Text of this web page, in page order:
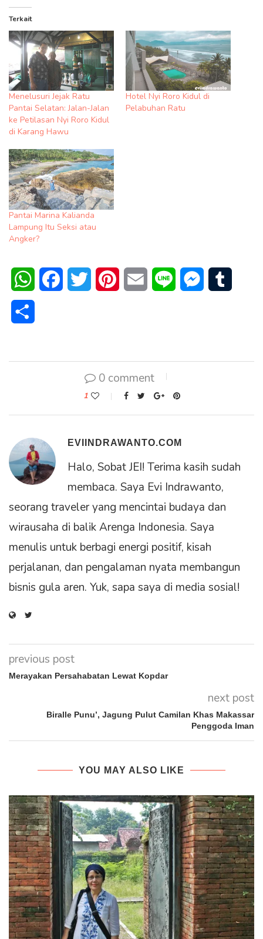
Terkait
Menelusuri Jejak Ratu
Pantai Selatan: Jalan-Jalan
ke Petilasan Nyi Roro Kidul
di Karang Hawu
Hotel Nyi Roro Kidul di
Pelabuhan Ratu
Pantai Marina Kalianda
Lampung Itu Seksi atau
Angker?
WhatsAppFacebookTwitter PinterestEmail Line Messenger
0 comment
1
EVIINDRAWANTO.COM
Halo, Sobat JEI! Terima kasih sudah
membaca. Saya Evi Indrawanto,
seorang traveler yang mencintai budaya dan
wirausaha di balik Arenga Indonesia. Saya
menulis untuk berbagi energi positif, kisah
perjalanan, dan pengalaman nyata membangun
bisnis gula aren. Yuk, sapa saya di media sosial!
previous post
Merayakan Persahabatan Lewat Kopdar
next post
Biralle Punu’, Jagung Pulut Camilan Khas Makassar
Penggoda Iman
YOU MAY ALSO LIKE